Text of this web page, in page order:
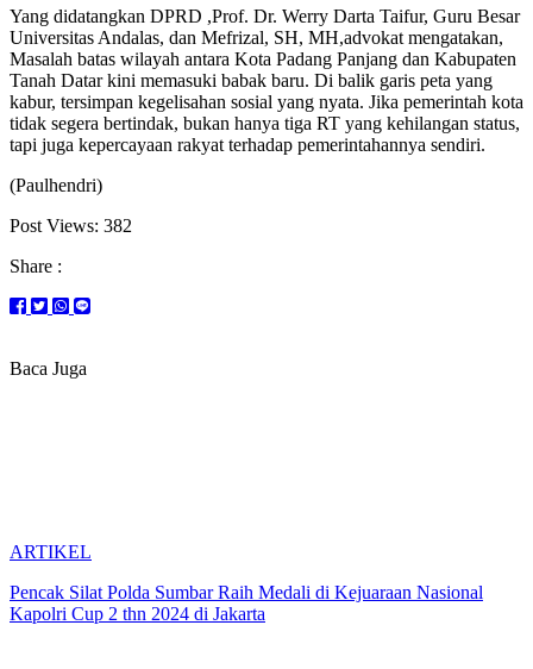
Yang didatangkan DPRD ,Prof. Dr. Werry Darta Taifur, Guru Besar
Universitas Andalas, dan Mefrizal, SH, MH,advokat mengatakan,
Masalah batas wilayah antara Kota Padang Panjang dan Kabupaten
Tanah Datar kini memasuki babak baru. Di balik garis peta yang
kabur, tersimpan kegelisahan sosial yang nyata. Jika pemerintah kota
tidak segera bertindak, bukan hanya tiga RT yang kehilangan status,
tapi juga kepercayaan rakyat terhadap pemerintahannya sendiri.
(Paulhendri)
Post Views: 382
Share :
Baca Juga
ARTIKEL
Pencak Silat Polda Sumbar Raih Medali di Kejuaraan Nasional
Kapolri Cup 2 thn 2024 di Jakarta